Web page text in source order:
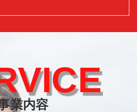
業内容